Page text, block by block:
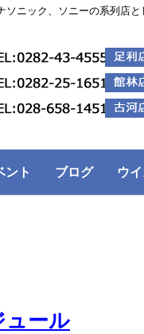
ニック、ソニーの系列店
ント ブログ ウ
ュール